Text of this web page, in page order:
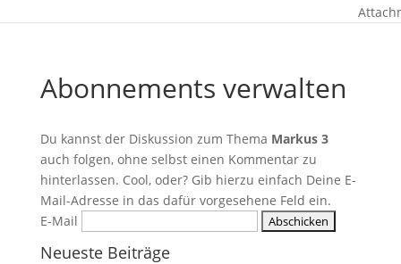
Abonnements verwalten
Du kannst der Diskussion zum Thema Markus 3
auch folgen, ohne selbst einen Kommentar zu
hinterlassen. Cool, oder? Gib hierzu einfach Deine E-
Mail-Adresse in das dafür vorgesehene Feld ein.
E-Mail
Neueste Beiträge